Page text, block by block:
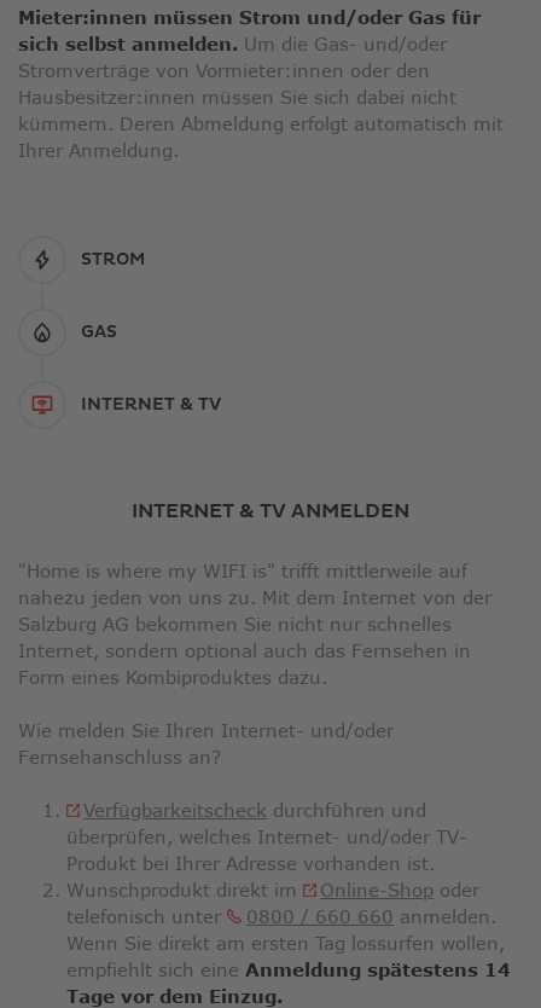
Mieter:innen müssen Strom und/oder Gas für
sich selbst anmelden. Um die Gas- und/oder
Stromverträge von Vormieter:innen oder den
Hausbesitzer:innen müssen Sie sich dabei nicht
kümmern. Deren Abmeldung erfolgt automatisch mit
Ihrer Anmeldung.
STROM
GAS
INTERNET & TV
INTERNET & TV ANMELDEN
"Home is where my WIFI is" trifft mittlerweile auf
nahezu jeden von uns zu. Mit dem Internet von der
Salzburg AG bekommen Sie nicht nur schnelles
Internet, sondern optional auch das Fernsehen in
Form eines Kombiproduktes dazu.
Wie melden Sie Ihren Internet- und/oder
Fernsehanschluss an?
Verfügbarkeitscheck durchführen und
überprüfen, welches Internet- und/oder TV-
Produkt bei Ihrer Adresse vorhanden ist.
Wunschprodukt direkt im
Online-Shop oder
telefonisch unter
0800 / 660 660 anmelden.
Wenn Sie direkt am ersten Tag lossurfen wollen,
empfiehlt sich eine Anmeldung spätestens 14
Tage vor dem Einzug.